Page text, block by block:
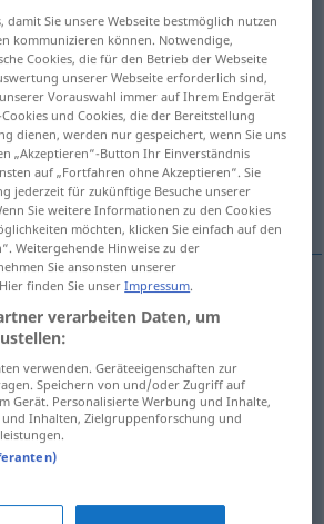
;Klubs>
anklicken/antippen)
parlamentario
Klub POL (≈ Fraktion)
damit Sie unsere Webseite bestmöglich nutzen
kommunizieren können. Notwendige,
Cookies, die für den Betrieb der Webseite
unserer Webseite erforderlich sind,
Vorauswahl immer auf Ihrem Endgerät
und Cookies, die der Bereitstellung
dienen, werden nur gespeichert, wenn Sie uns
„Akzeptieren“-Button Ihr Einverständnis
auf „Fortfahren ohne Akzeptieren“. Sie
jederzeit für zukünftige Besuche unserer
Sie weitere Informationen zu den Cookies
möchten, klicken Sie einfach auf den
Weitergehende Hinweise zu der
Sie ansonsten unserer
finden Sie unserImpressum.
verarbeiten Daten, um
verwenden. Geräteeigenschaften zur
Speichern von und/oder Zugriff auf
Gerät. Personalisierte Werbung und Inhalte,
Inhalten, Zielgruppenforschung und